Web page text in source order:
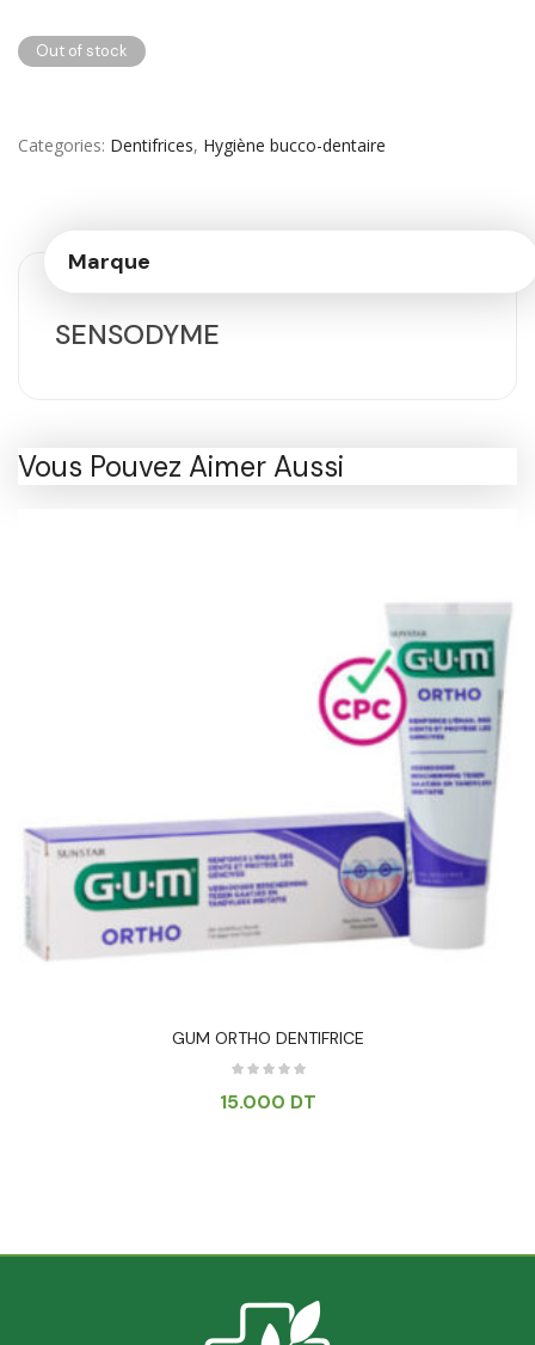
Out of stock
Categories Dentifrices, Hygiène bucco-dentaire
Marque
SENSODYME
Vous Pouvez Aimer Aussi
GUM ORTHO DENTIFRICE
15.000 DT